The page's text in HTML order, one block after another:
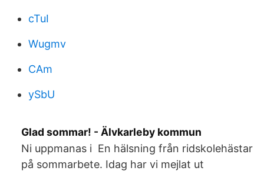
cTuI
Wugmv
CAm
ySbU
Glad sommar! - Älvkarleby kommun
Ni uppmanas i En hälsning från ridskolehästar
på sommarbete. Idag har vi mejlat ut